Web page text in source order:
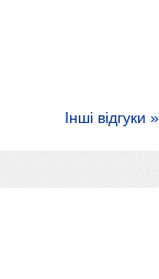
Інші відгуки »